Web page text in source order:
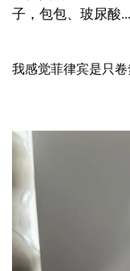
子，包包、玻尿酸
我感觉菲律宾是只卷